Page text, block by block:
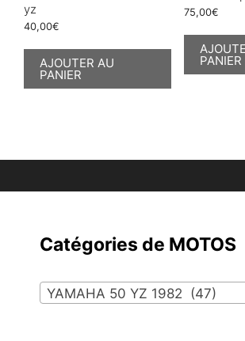
yz
40,00€
AJOUTER AU
PANIER
75,00€
PANIER
Catégories de MOTOS
YAMAHA 50 YZ 1982 (47)